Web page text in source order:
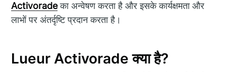
Activoradeका अन्वेषण करता है और इसके कार्यक्षमता और
लाभों पर अंतर्दृष्टि प्रदान करता है।
Lueur Activorade क्या है?